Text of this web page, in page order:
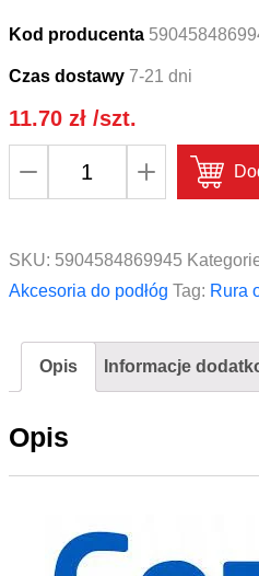
Kod producenta
Czas dostawy 7-21 dni
11.70 zł/szt.
aluminium
naturalne
CEZAR
SKU: 5904584869945
Akcesoria do podłóg Tag: Rura
Opis Informacje
Opis